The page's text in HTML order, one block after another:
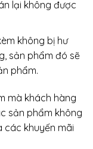
lại không được
không bị hư
sản phẩm đó sẽ
phẩm.
mà khách hàng
sản phẩm không
các khuyến mãi